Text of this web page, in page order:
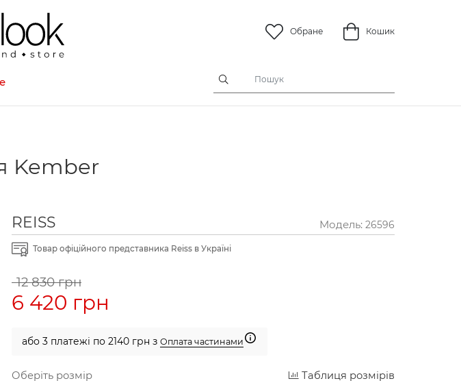
Обране Кошик
Kember
REISS Модель: 26596
Товар офіційного представника Reiss в Україні
12 830 грн
6 420 грн
або 3 платежі по 2140 грн з Оплата частинами
Оберіть розмір Таблиця розмірів